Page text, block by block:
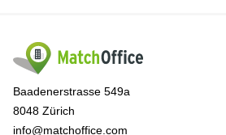
Baadenerstrasse 549a
8048 Zürich
info@matchoffice.com